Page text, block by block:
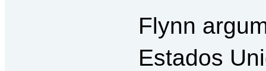
Flynn
Estados